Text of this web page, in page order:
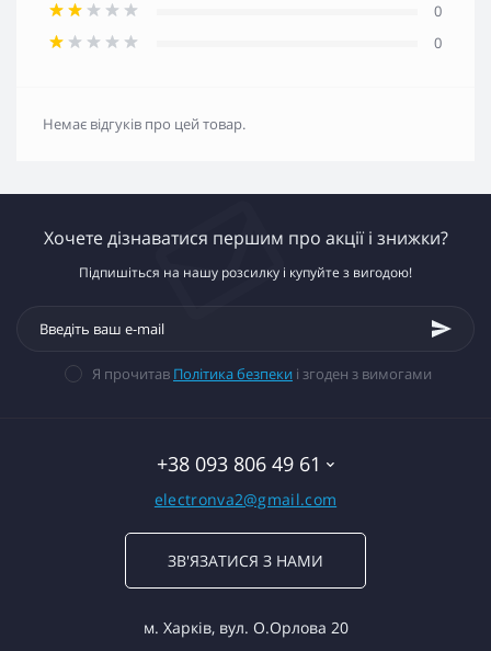
0
0
Немає відгуків про цей товар.
Хочете дізнаватися першим про акції і знижки?
Підпишіться на нашу розсилку і купуйте з вигодою!
Я прочитав Політика безпеки і згоден з вимогами
+38 093 806 49 61
electronva2@gmail.com
ЗВ'ЯЗАТИСЯ З НАМИ
м. Харків, вул. О.Орлова 20